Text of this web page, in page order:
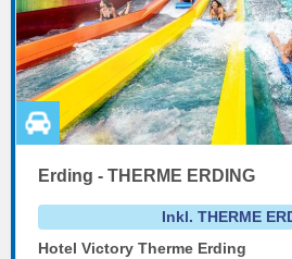
Erding - THERME ERDING
Inkl. THERME
Hotel Victory Therme Erding